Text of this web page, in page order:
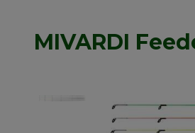
MIVARDI